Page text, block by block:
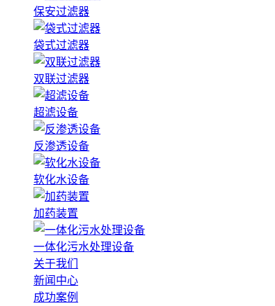
保安过滤器
袋式过滤器
双联过滤器
超滤设备
反渗透设备
软化水设备
加药装置
一体化污水处理设备
关于我们
新闻中心
成功案例